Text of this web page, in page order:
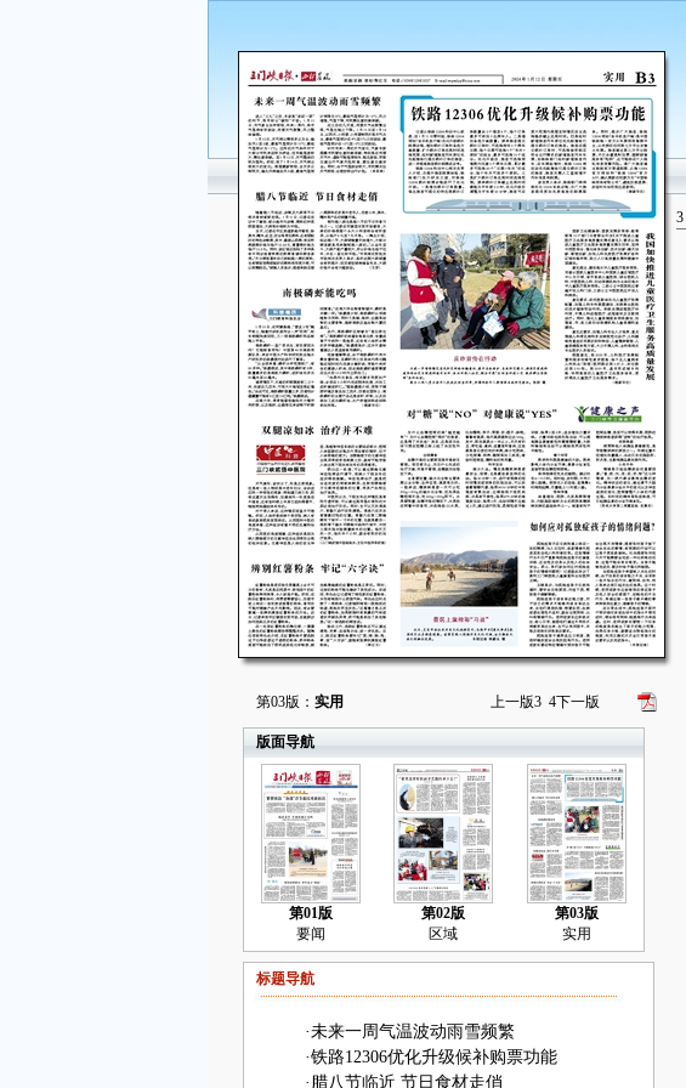
第03版： 实用 上一版3 4下一版
版面导航
第01版
要闻
第02版
区域
第03版
实用
标题导航
·未来一周气温波动雨雪频繁
·铁路12306优化升级候补购票功能
· 腊八节临近 节日食材走俏
3